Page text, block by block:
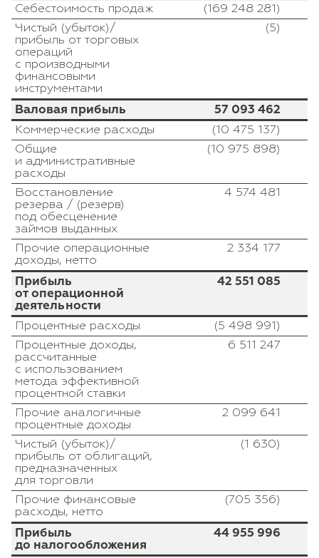
Себестоимость продаж
(169 248 281)
Чистый (убыток)/
прибыль от торговых
операций
с производными
финансовыми
инструментами
(5)
Валовая прибыль 57 093 462
Коммерческие расходы
(10 475 137)
Общие
и административные
расходы
(10 975 898)
Восстановление
резерва / (резерв)
под обесценение
займов выданных
4 574 481
Прочие операционные
доходы, нетто
2 334 177
Прибыль
от операционной
деятельности
42 551 085
Процентные расходы
(5 498 991)
Процентные доходы,
рассчитанные
с использованием
метода эффективной
процентной ставки
6 511 247
Прочие аналогичные
процентные доходы
2 099 641
Чистый (убыток)/
прибыль от облигаций,
предназначенных
для торговли
(1 630)
Прочие финансовые
расходы, нетто
(705 356)
Прибыль
до налогообложения
44 955 996